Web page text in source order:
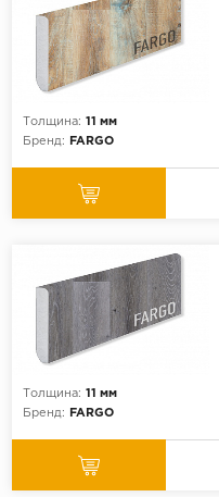
Толщина: 11 мм
Бренд:
FARGO
Толщина: 11 мм
Бренд:
FARGO